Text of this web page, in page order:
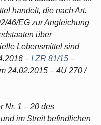
handelt, die nach Art.
46/EG zur Angleichung
über
Lebensmittel sind
– I ZR 81/15 –
24.02.2015 – 4U 270 /
Nr. 1 – 20 des
im Streit befindlichen